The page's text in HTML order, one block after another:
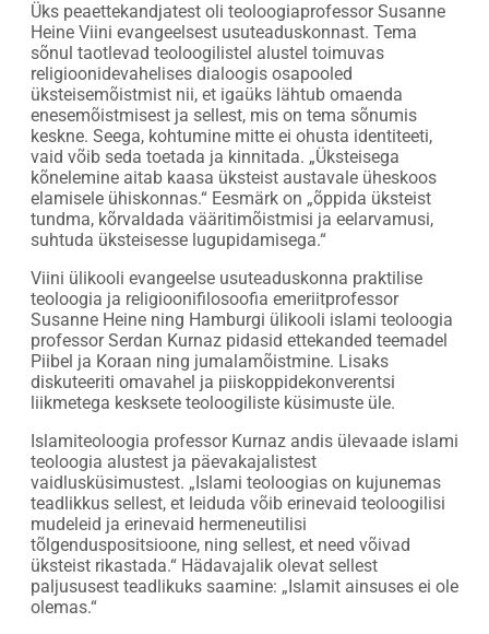
Üks peaettekandjatest oli teoloogiaprofessor Susanne
Heine Viini evangeelsest usuteaduskonnast. Tema
sõnul taotlevad teoloogilistel alustel toimuvas
religioonidevahelises dialoogis osapooled
üksteisemõistmist nii, et igaüks lähtub omaenda
enesemõistmisest ja sellest, mis on tema sõnumis
keskne. Seega, kohtumine mitte ei ohusta identiteeti,
vaid võib seda toetada ja kinnitada. „Üksteisega
kõnelemine aitab kaasa üksteist austavale üheskoos
elamisele ühiskonnas.“ Eesmärk on „õppida üksteist
tundma, kõrvaldada vääritimõistmisi ja eelarvamusi,
suhtuda üksteisesse lugupidamisega.“
Viini ülikooli evangeelse usuteaduskonna praktilise
teoloogia ja religioonifilosoofia emeriitprofessor
Susanne Heine ning Hamburgi ülikooli islami teoloogia
professor Serdan Kurnaz pidasid ettekanded teemadel
Piibel ja Koraan ning jumalamõistmine. Lisaks
diskuteeriti omavahel ja piiskoppidekonverentsi
liikmetega kesksete teoloogiliste küsimuste üle.
Islamiteoloogia professor Kurnaz andis ülevaade islami
teoloogia alustest ja päevakajalistest
vaidlusküsimustest. „Islami teoloogias on kujunemas
teadlikkus sellest, et leiduda võib erinevaid teoloogilisi
mudeleid ja erinevaid hermeneutilisi
tõlgenduspositsioone, ning sellest, et need võivad
üksteist rikastada.“ Hädavajalik olevat sellest
paljususest teadlikuks saamine: „Islamit ainsuses ei ole
olemas.“